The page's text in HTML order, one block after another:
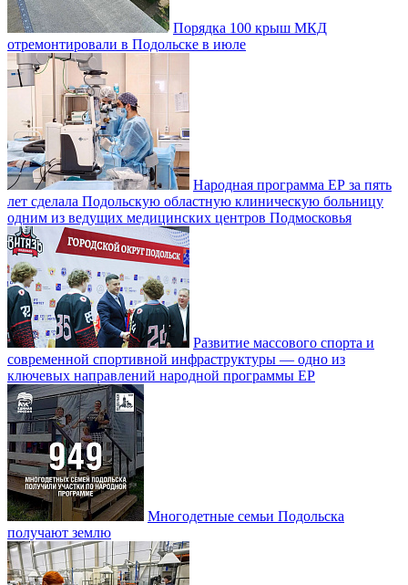
Порядка 100 крыш МКД
отремонтировали в Подольске в июле
Народная программа ЕР за пять
лет сделала Подольскую областную клиническую больницу
одним из ведущих медицинских центров Подмосковья
Развитие массового спорта и
современной спортивной инфраструктуры — одно из
ключевых направлений народной программы ЕР
Многодетные семьи Подольска
получают землю